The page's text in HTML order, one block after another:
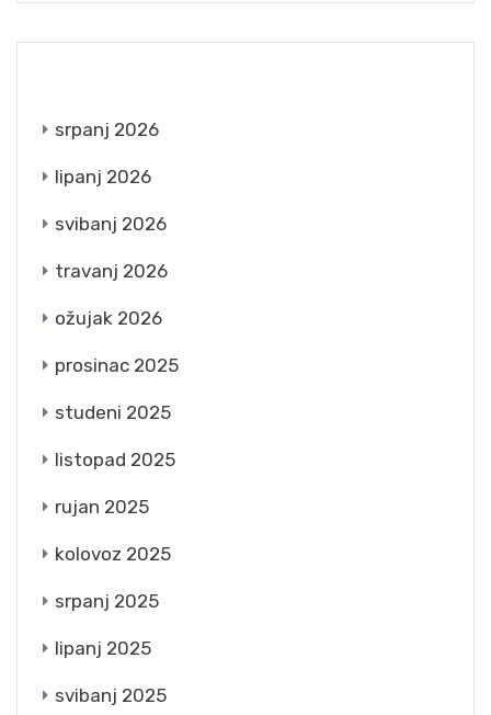
srpanj 2026
lipanj 2026
svibanj 2026
travanj 2026
ožujak 2026
prosinac 2025
studeni 2025
listopad 2025
rujan 2025
kolovoz 2025
srpanj 2025
lipanj 2025
svibanj 2025